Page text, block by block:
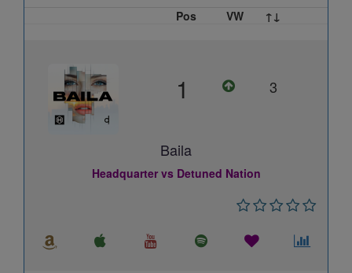
Pos VW ↑↓
1 3
Baila
Headquarter vs Detuned Nation